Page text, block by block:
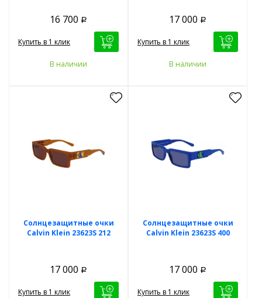
16 700 Р
Купить в 1 клик
В наличии
17 000 Р
Купить в 1 клик
В наличии
Солнцезащитные очки
Calvin Klein 23623S 212
17 000 Р
Купить в 1 клик
Солнцезащитные очки
Calvin Klein 23623S 400
17 000 Р
Купить в 1 клик